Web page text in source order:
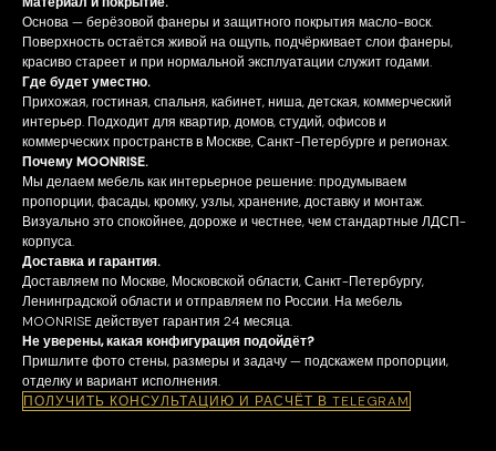
Основа — берёзовой фанеры и защитного покрытия масло-воск.
Поверхность остаётся живой на ощупь, подчёркивает слои фанеры,
красиво стареет и при нормальной эксплуатации служит годами.
Где будет уместно.
Прихожая, гостиная, спальня, кабинет, ниша, детская, коммерческий
интерьер. Подходит для квартир, домов, студий, офисов и
коммерческих пространств в Москве, Санкт-Петербурге и регионах.
Почему MOONRISE.
Мы делаем мебель как интерьерное решение: продумываем
пропорции, фасады, кромку, узлы, хранение, доставку и монтаж.
Визуально это спокойнее, дороже и честнее, чем стандартные ЛДСП-
корпуса.
Доставка и гарантия.
Доставляем по Москве, Московской области, Санкт-Петербургу,
Ленинградской области и отправляем по России. На мебель
MOONRISE действует гарантия 24 месяца.
Не уверены, какая конфигурация подойдёт?
Пришлите фото стены, размеры и задачу — подскажем пропорции,
отделку и вариант исполнения.
ПОЛУЧИТЬ КОНСУЛЬТАЦИЮ И РАСЧЁТ В TELEGRAM